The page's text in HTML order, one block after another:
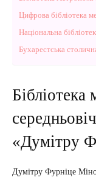
Цифрова бібліотека
Національна
Бухарестська
Бібліотека
«Думітру
Думітру Фурніце